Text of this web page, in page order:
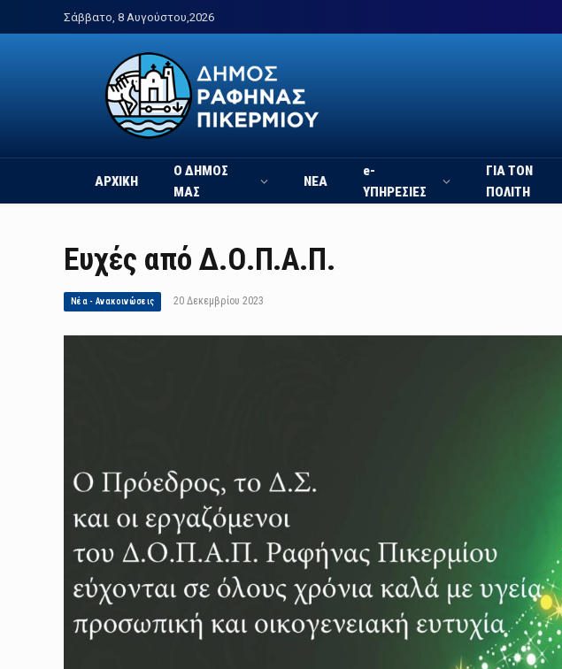
Σάββατο, 8 Αυγούστου,2026
ΑΡΧΙΚΗ
Ο ΔΗΜΟΣ
ΜΑΣ
ΝΕΑ
e-
ΥΠΗΡΕΣΙΕΣ
ΓΙΑ ΤΟΝ
ΠΟΛΙΤΗ
Ευχές από Δ.Ο.Π.Α.Π.
Νέα - Ανακοινώσεις 20 Δεκεμβρίου 2023